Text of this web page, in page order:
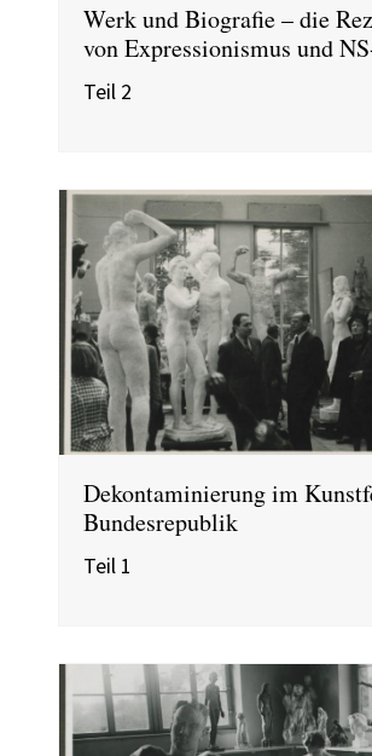
Werk und Biografie – die
von Expressionismus und
Teil 2
Dekontaminierung im
Bundesrepublik
Teil 1